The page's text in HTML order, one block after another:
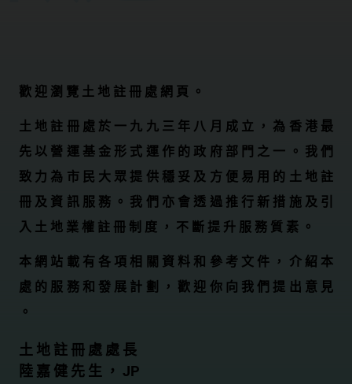
歡 迎 瀏 覽 土 地 註 冊 處 網 頁 。
土 地 註 冊 處 於 一 九 九 三 年 八 月 成 立 ， 為 香 港 最
先 以 營 運 基 金 形 式 運 作 的 政 府 部 門 之 一 。 我 們
致 力 為 市 民 大 眾 提 供 穩 妥 及 方 便 易 用 的 土 地 註
冊 及 資 訊 服 務 。 我 們 亦 會 透 過 推 行 新 措 施 及 引
入 土 地 業 權 註 冊 制 度 ， 不 斷 提 升 服 務 質 素 。
本 網 站 載 有 各 項 相 關 資 料 和 參 考 文 件 ， 介 紹 本
處 的 服 務 和 發 展 計 劃 ， 歡 迎 你 向 我 們 提 出 意 見
。
土 地 註 冊 處 處 長
陸 嘉 健 先 生 ， JP